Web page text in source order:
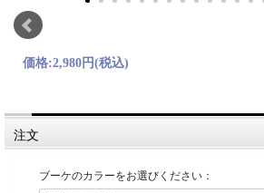
価格:2,980円(税込)
注文
ブーケのカラーをお選びください：